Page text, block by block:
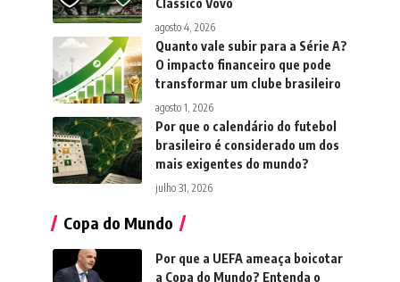
agosto 4, 2026
Quanto vale subir para a Série A?
O impacto financeiro que pode
transformar um clube brasileiro
agosto 1, 2026
Por que o calendário do futebol
brasileiro é considerado um dos
mais exigentes do mundo?
julho 31, 2026
Copa do Mundo
Por que a UEFA ameaça boicotar
a Copa do Mundo? Entenda o